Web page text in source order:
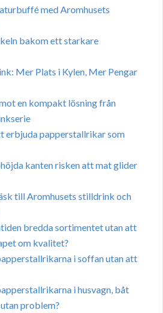
med Aromhusets
bakom ett starkare
Mer Plats i Kylen, Mer Pengar
en kompakt lösning från
erbjuda papperstallrikar som
kanten risken att mat glider
till Aromhusets stilldrink och
bredda sortimentet utan att
om kvalitet?
i soffan utan att
i husvagn, båt
problem?